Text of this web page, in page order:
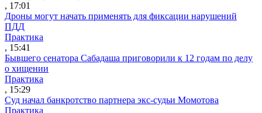
, 17:01
Дроны могут начать применять для фиксации нарушений
ПДД
Практика
, 15:41
Бывшего сенатора Сабадаша приговорили к 12 годам по делу
о хищении
Практика
, 15:29
Суд начал банкротство партнера экс-судьи Момотова
Практика